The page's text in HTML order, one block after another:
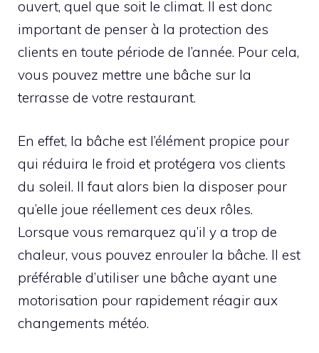
ouvert, quel que soit le climat. Il est donc
important de penser à la protection des
clients en toute période de l’année. Pour cela,
vous pouvez mettre une bâche sur la
terrasse de votre restaurant.
En effet, la bâche est l’élément propice pour
qui réduira le froid et protégera vos clients
du soleil. Il faut alors bien la disposer pour
qu’elle joue réellement ces deux rôles.
Lorsque vous remarquez qu’il y a trop de
chaleur, vous pouvez enrouler la bâche. Il est
préférable d’utiliser une bâche ayant une
motorisation pour rapidement réagir aux
changements météo.